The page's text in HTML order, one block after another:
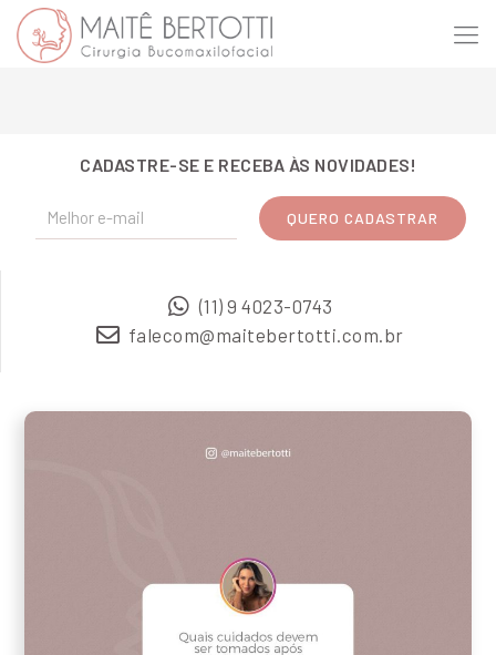
CADASTRE-SE E RECEBA ÀS NOVIDADES!
(11) 9 4023-0743
falecom@maitebertotti.com.br